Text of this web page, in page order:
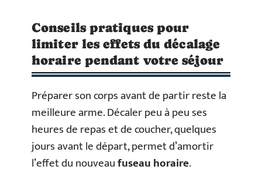
Conseils pratiques pour
limiter les effets du décalage
horaire pendant votre séjour
Préparer son corps avant de partir reste la
meilleure arme. Décaler peu à peu ses
heures de repas et de coucher, quelques
jours avant le départ, permet d’amortir
l’effet du nouveaufuseau horaire.